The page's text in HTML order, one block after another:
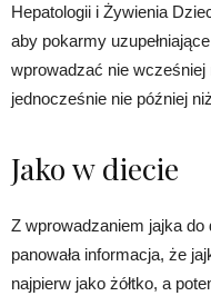
Hepatologii i Żywienia
aby pokarmy
wprowadzać nie
jednocześnie nie później
Jako w diecie
Z wprowadzaniem jajka
panowała informacja, że
najpierw jako żółtko, a